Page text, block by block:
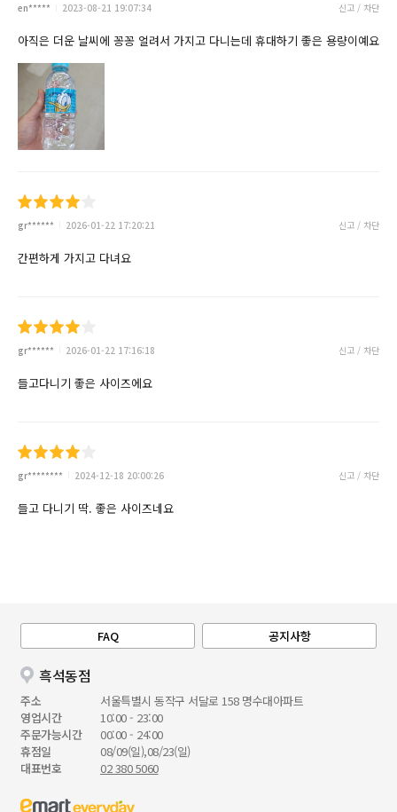
en***** 2023-08-21 19:07:34 신고 / 차단
아직은 더운 날씨에 꽁꽁 얼려서 가지고 다니는데 휴대하기 좋은 용량이예요
gr****** 2026-01-22 17:20:21 신고 / 차단
간편하게 가지고 다녀요
gr****** 2026-01-22 17:16:18 신고 / 차단
들고다니기 좋은 사이즈에요
gr******** 2024-12-18 20:00:26 신고 / 차단
들고 다니기 딱. 좋은 사이즈네요
FAQ 공지사항
흑석동점
주소
서울특별시 동작구 서달로 158 명수대아파트
영업시간
10:00 - 23:00
주문가능시간
00:00 - 24:00
휴점일
08/09(일),08/23(일)
대표번호
02 380 5060